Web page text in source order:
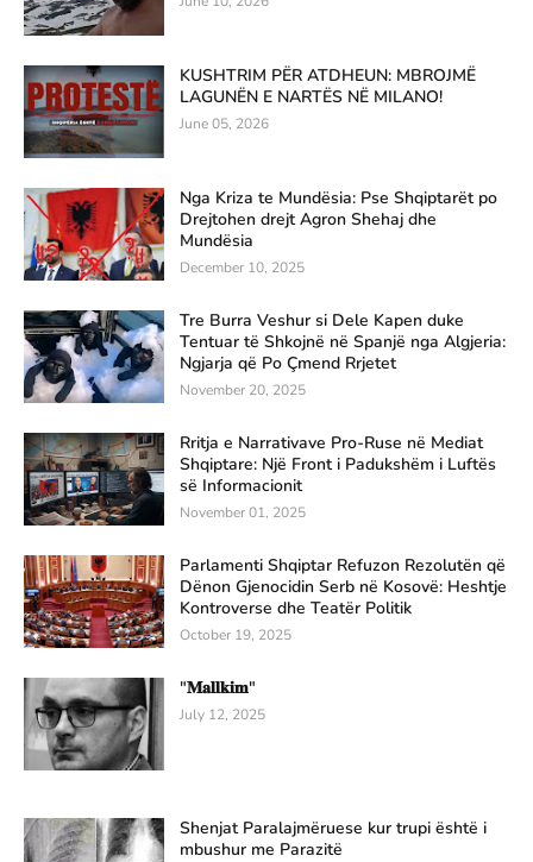
KUSHTRIM PËR ATDHEUN: MBROJMË
LAGUNËN E NARTËS NË MILANO!
June 05, 2026
Nga Kriza te Mundësia: Pse Shqiptarët po
Drejtohen drejt Agron Shehaj dhe
Mundësia
December 10, 2025
Tre Burra Veshur si Dele Kapen duke
Tentuar të Shkojnë në Spanjë nga Algjeria:
Ngjarja që Po Çmend Rrjetet
November 20, 2025
Rritja e Narrativave Pro-Ruse në Mediat
Shqiptare: Një Front i Padukshëm i Luftës
së Informacionit
November 01, 2025
Parlamenti Shqiptar Refuzon Rezolutën që
Dënon Gjenocidin Serb në Kosovë: Heshtje
Kontroverse dhe Teatër Politik
October 19, 2025
"𝐌𝐚𝐥𝐥𝐤𝐢𝐦"
July 12, 2025
Shenjat Paralajmëruese kur trupi është i
mbushur me Parazitë